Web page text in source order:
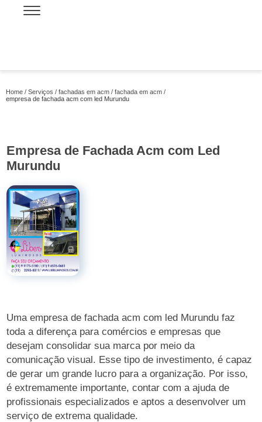
Home Serviços fachadas em acm
fachada em acm
empresa de fachada acm com led Murundu
Empresa de Fachada Acm com Led
Murundu
Uma empresa de fachada acm com led Murundu faz
toda a diferença para comércios e empresas que
desejam consolidar sua marca por meio da
comunicação visual. Esse tipo de investimento, é capaz
de gerar um grande lucro para a organização. Por isso,
é extremamente importante, contar com a ajuda de
profissionais especializados e aptos a desenvolver um
serviço de extrema qualidade.